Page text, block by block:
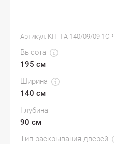
Артикул: KIT-TA-140/09/09-1CP
Высота
195 см
Ширина
140 см
Глубина
90 см
Тип раскрывания дверей